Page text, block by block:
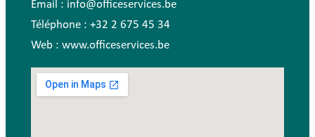
Email : info@officeservices.be
Téléphone : +32 2 675 45 34
Web : www.officeservices.be